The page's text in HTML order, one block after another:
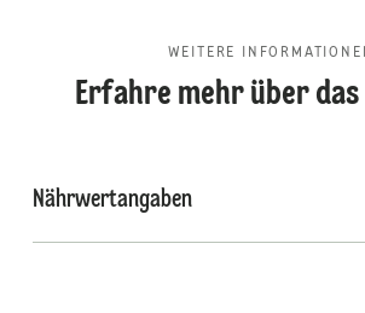
WEITERE
Erfahre mehr über
Nährwertangaben